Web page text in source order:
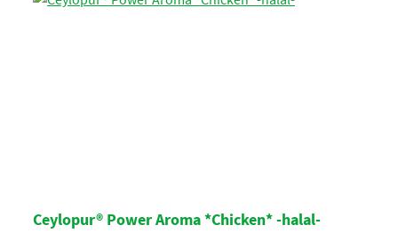
Ceylopur® Power Aroma *Chicken* -halal-